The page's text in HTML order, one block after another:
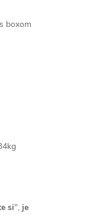
boxom
si", je